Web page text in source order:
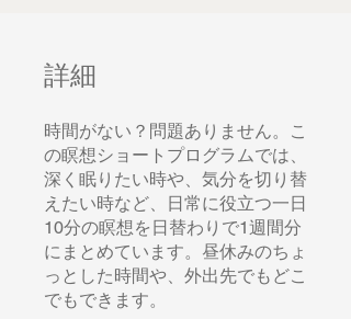
詳細
時間がない？問題ありません。こ
の瞑想ショートプログラムでは、
深く眠りたい時や、気分を切り替
えたい時など、日常に役立つ一日
10分の瞑想を日替わりで1週間分
にまとめています。昼休みのちょ
っとした時間や、外出先でもどこ
でもできます。